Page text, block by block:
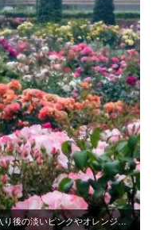
5月中旬の千葉銀行本店ローズガーデンです。日の入り後の淡いピンクやオレンジのバ…